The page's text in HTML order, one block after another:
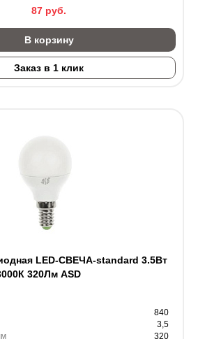
87 руб.
В корзину
Заказ в 1 клик
LED-СВЕЧА-standard 3.5Вт
320Лм ASD
840
3,5
320